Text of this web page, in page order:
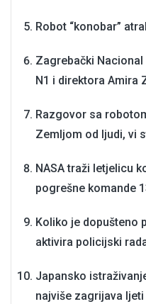
Robot “konobar”
Zagrebački
N1 i direktora Amira
Razgovor sa
Zemljom od ljudi, vi
NASA traži letjelicu
pogrešne komande
Koliko je dopušteno
aktivira policijski
Japansko
najviše zagrijava ljeti